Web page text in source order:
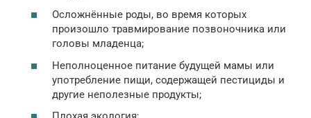
Осложнённые роды, во время которых
произошло травмирование позвоночника или
головы младенца;
Неполноценное питание будущей мамы или
употребление пищи, содержащей пестициды и
другие неполезные продукты;